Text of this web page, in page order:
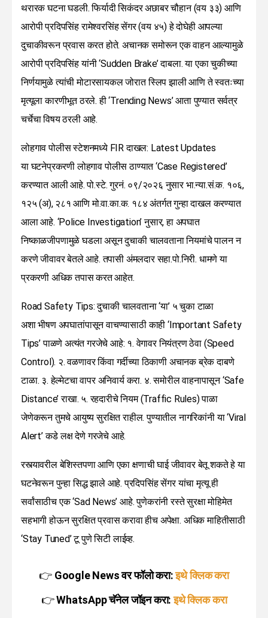
थरारक घटना घडली. फिर्यादी सिकंदर अछाबर चौहान (वय ३३) आणि
आरोपी प्रदिपसिंह रामेश्वरसिंह सेंगर (वय ४५) हे दोघेही आपल्या
दुचाकीवरून प्रवास करत होते. अचानक समोरून एक वाहन आल्यामुळे
आरोपी प्रदिपसिंह यांनी ‘Sudden Brake’ दाबला. या एका चुकीच्या
निर्णयामुळे त्यांची मोटारसायकल जोरात स्लिप झाली आणि ते स्वतःच्या
मृत्यूला कारणीभूत ठरले. ही ‘Trending News’ आता पुण्यात सर्वत्र
चर्चेचा विषय ठरली आहे.
लोहगाव पोलीस स्टेशनमध्ये FIR दाखल: Latest Updates
या घटनेप्रकरणी लोहगाव पोलीस ठाण्यात ‘Case Registered’
करण्यात आली आहे. पो.स्टे. गुरनं. ०९/२०२६ नुसार भा.न्या.सं.क. १०६,
१२५ (अ), २८१ आणि मो.वा.का.क. १८४ अंतर्गत गुन्हा दाखल करण्यात
आला आहे. ‘Police Investigation’ नुसार, हा अपघात
निष्काळजीपणामुळे घडला असून दुचाकी चालवताना नियमांचे पालन न
करणे जीवावर बेतले आहे. तपासी अंमलदार सहा.पो.निरी. धामणे या
प्रकरणी अधिक तपास करत आहेत.
Road Safety Tips: दुचाकी चालवताना ‘या’ ५ चुका टाळा
अशा भीषण अपघातांपासून वाचण्यासाठी काही ‘Important Safety
Tips’ पाळणे अत्यंत गरजेचे आहे: १. वेगावर नियंत्रण ठेवा (Speed
Control). २. वळणावर किंवा गर्दीच्या ठिकाणी अचानक ब्रेक दाबणे
टाळा. ३. हेल्मेटचा वापर अनिवार्य करा. ४. समोरील वाहनापासून ‘Safe
Distance’ राखा. ५. रहदारीचे नियम (Traffic Rules) पाळा
जेणेकरून तुमचे आयुष्य सुरक्षित राहील. पुण्यातील नागरिकांनी या ‘Viral
Alert’ कडे लक्ष देणे गरजेचे आहे.
रस्त्यावरील बेशिस्तपणा आणि एका क्षणाची घाई जीवावर बेतू शकते हे या
घटनेवरून पुन्हा सिद्ध झाले आहे. प्रदिपसिंह सेंगर यांचा मृत्यू ही
सर्वांसाठीच एक ‘Sad News’ आहे. पुणेकरांनी रस्ते सुरक्षा मोहिमेत
सहभागी होऊन सुरक्षित प्रवास करावा हीच अपेक्षा. अधिक माहितीसाठी
‘Stay Tuned’ टू पुणे सिटी लाईव्ह.
👉 Google News वर फॉलो करा: इथे क्लिक करा
👉WhatsApp चॅनेल जॉइन करा: इथे क्लिक करा